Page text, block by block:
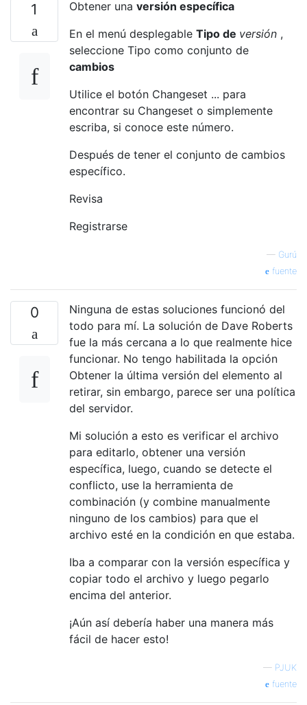
1 Obtener una versión específica
En el menú desplegable Tipo de versión ,
seleccione Tipo como conjunto de
cambios
Utilice el botón Changeset ... para
encontrar su Changeset o simplemente
escriba, si conoce este número.
Después de tener el conjunto de cambios
específico.
Revisa
Registrarse
— Gurú
fuente
0
Ninguna de estas soluciones funcionó del
todo para mí. La solución de Dave Roberts
fue la más cercana a lo que realmente hice
funcionar. No tengo habilitada la opción
Obtener la última versión del elemento al
retirar, sin embargo, parece ser una política
del servidor.
Mi solución a esto es verificar el archivo
para editarlo, obtener una versión
específica, luego, cuando se detecte el
conflicto, use la herramienta de
combinación (y combine manualmente
ninguno de los cambios) para que el
archivo esté en la condición en que estaba.
Iba a comparar con la versión específica y
copiar todo el archivo y luego pegarlo
encima del anterior.
¡Aún así debería haber una manera más
fácil de hacer esto!
— PJUK
fuente